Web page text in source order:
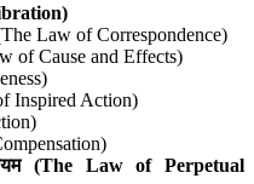
Law of Correspondence)
of Cause and Effects)
Inspired Action)
(The Law of Perpetual